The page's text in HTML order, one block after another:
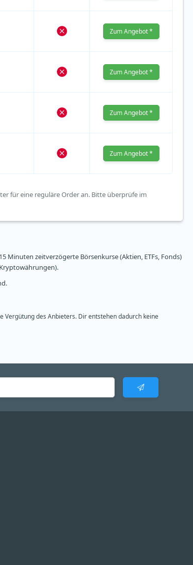
Zum Angebot *
Zum Angebot *
Zum Angebot *
Zum Angebot *
für eine reguläre Order an. Bitte überprüfe im
Minuten zeitverzögerte Börsenkurse (Aktien, ETFs, Fonds)
Vergütung des Anbieters. Dir entstehen dadurch keine